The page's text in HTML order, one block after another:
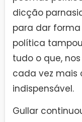
dicção
para dar
política
tudo o que,
cada vez mais
indispensável.
Gullar